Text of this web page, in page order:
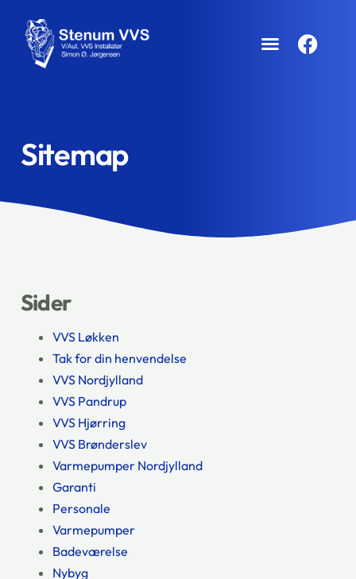
Sitemap
Sider
VVS Løkken
Tak for din henvendelse
VVS Nordjylland
VVS Pandrup
VVS Hjørring
VVS Brønderslev
Varmepumper Nordjylland
Garanti
Personale
Varmepumper
Badeværelse
Nybyg